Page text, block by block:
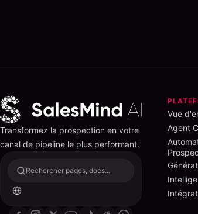
Transformez la prospection en votre
canal de pipeline le plus performant.
Rechercher pages, docs...
Vue
Agent